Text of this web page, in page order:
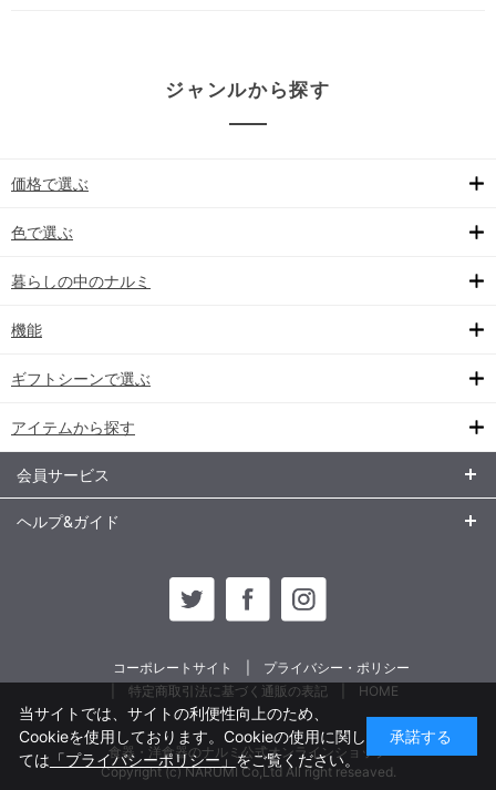
ジャンルから探す
価格で選ぶ
色で選ぶ
暮らしの中のナルミ
機能
ギフトシーンで選ぶ
アイテムから探す
会員サービス
ヘルプ&ガイド
コーポレートサイト
プライバシー・ポリシー
特定商取引法に基づく通販の表記
HOME
食器・洋食器のナルミ公式オンラインショップ
Copyright (c) NARUMI Co,Ltd All right reseaved.
当サイトでは、サイトの利便性向上のため、
Cookieを使用しております。Cookieの使用に関し
ては 「プライバシーポリシー」をご覧ください。
承諾する